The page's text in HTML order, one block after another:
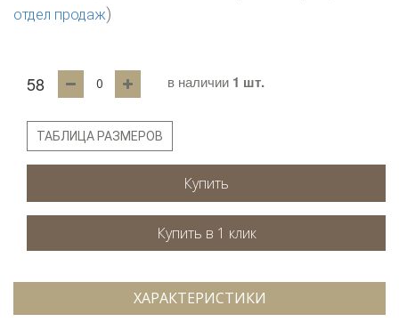
отдел продаж)
58 в наличии 1 шт.
ТАБЛИЦА РАЗМЕРОВ
Купить
ХАРАКТЕРИСТИКИ